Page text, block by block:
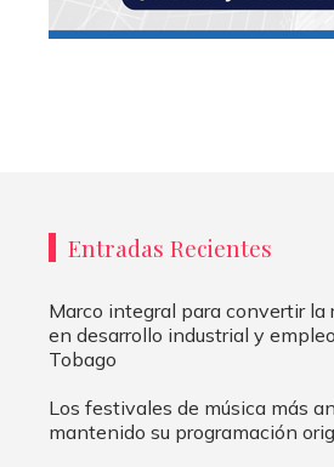
Entradas Recientes
Marco integral para convertir
en desarrollo industrial y
Tobago
Los festivales de música más
mantenido su programación